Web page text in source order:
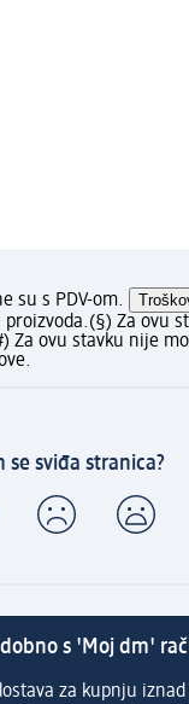
su s PDV-om.
(§) Za ovu
Za ovu stavku nije
se sviđa stranica?
s 'Moj dm'
dostava za kupnju